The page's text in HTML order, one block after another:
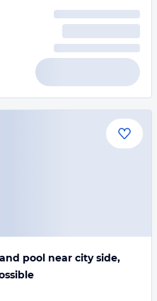
pool near city side,